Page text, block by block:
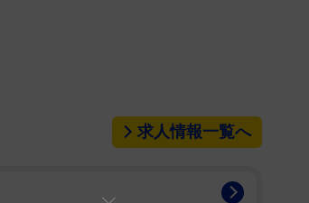
求人情報一覧へ